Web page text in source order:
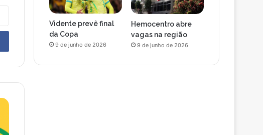
Vidente prevê final
da Copa
9 de junho de 2026
Hemocentro abre
vagas na região
9 de junho de 2026